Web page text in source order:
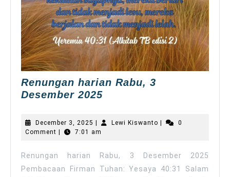
Renungan harian Rabu, 3
Desember 2025Renungan
3
December 3, 2025 December
3,
| Lewi Kiswanto Lewi
|
0
Comment | 7:01 am
Renungan harian Rabu, 3 Desember 2025
Pembacaan Firman Tuhan: Yesaya 40:31 Salam